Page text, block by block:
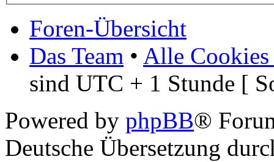
Foren-Übersicht
Das Team • Alle Cookies
sind UTC + 1 Stunde [
Powered by phpBB®
Deutsche Übersetzung